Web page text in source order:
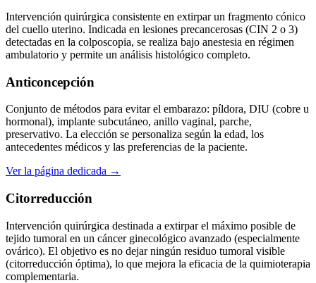
Intervención quirúrgica consistente en extirpar un fragmento cónico
del cuello uterino. Indicada en lesiones precancerosas (CIN 2 o 3)
detectadas en la colposcopia, se realiza bajo anestesia en régimen
ambulatorio y permite un análisis histológico completo.
Anticoncepción
Conjunto de métodos para evitar el embarazo: píldora, DIU (cobre u
hormonal), implante subcutáneo, anillo vaginal, parche,
preservativo. La elección se personaliza según la edad, los
antecedentes médicos y las preferencias de la paciente.
Ver la página dedicada →
Citorreducción
Intervención quirúrgica destinada a extirpar el máximo posible de
tejido tumoral en un cáncer ginecológico avanzado (especialmente
ovárico). El objetivo es no dejar ningún residuo tumoral visible
(citorreducción óptima), lo que mejora la eficacia de la quimioterapia
complementaria.